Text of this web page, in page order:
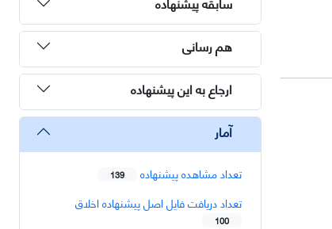
هم رسانی
ارجاع به این پیشنهاده
آمار
تعداد مشاهده پیشنهاده 139
تعداد دریافت فایل اصل پیشنهاده اخلاق
100